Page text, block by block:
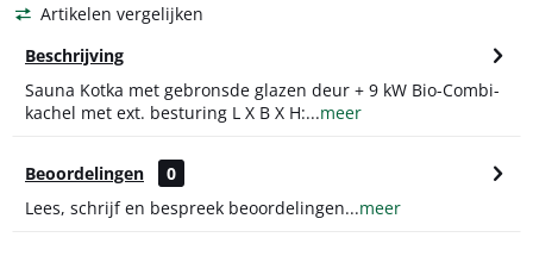
Artikelen vergelijken
Beschrijving
Sauna Kotka met gebronsde glazen deur + 9 kW Bio-Combi-
kachel met ext. besturing L X B X H:...meer
Beoordelingen
0
Lees, schrijf en bespreek beoordelingen...meer